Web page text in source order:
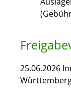
25.06.2026